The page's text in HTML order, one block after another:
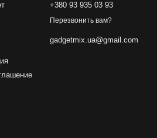
+380 93 935 03 93
Перезвонить вам?
gadgetmix.ua@gmail.com